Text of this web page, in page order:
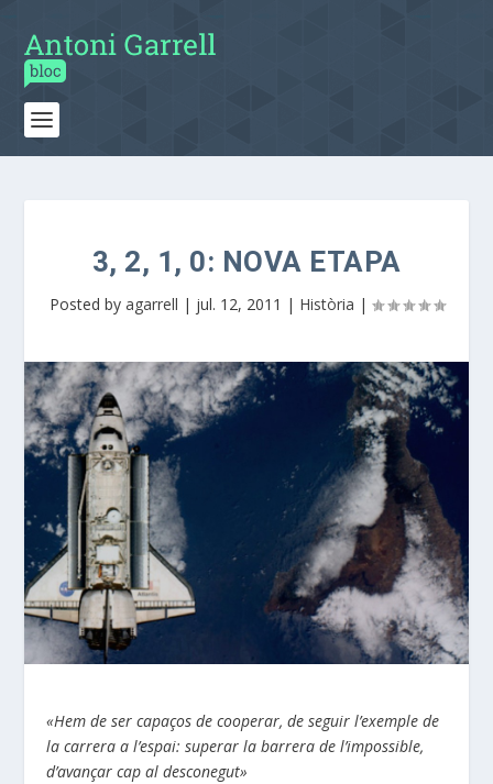
3, 2, 1, 0: NOVA ETAPA
Posted by agarrell | jul. 12, 2011 | Història |
«Hem de ser capaços de cooperar, de seguir l’exemple de
la carrera a l’espai: superar la barrera de l’impossible,
d’avançar cap al desconegut»